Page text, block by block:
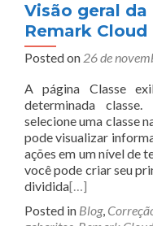
Visão geral
Remark Cloud
Posted on 26 de
A página Classe
determinada
selecione uma classe
pode visualizar
ações em um nível de
você pode criar seu
dividida[…]
Posted in Blog,